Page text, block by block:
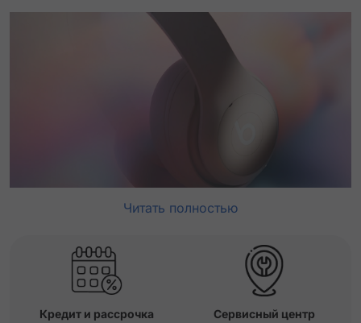
Читать полностью
Кредит и рассрочка Сервисный центр